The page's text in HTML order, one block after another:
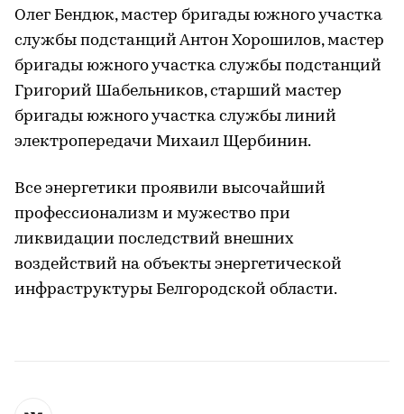
Олег Бендюк, мастер бригады южного участка
службы подстанций Антон Хорошилов, мастер
бригады южного участка службы подстанций
Григорий Шабельников, старший мастер
бригады южного участка службы линий
электропередачи Михаил Щербинин.
Все энергетики проявили высочайший
профессионализм и мужество при
ликвидации последствий внешних
воздействий на объекты энергетической
инфраструктуры Белгородской области.